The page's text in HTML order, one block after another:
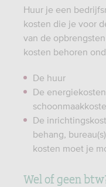
Huur je een
kosten die je voor
van de
kosten behoren
De huur
De
De
behang,
kosten moet je
Wel of geen